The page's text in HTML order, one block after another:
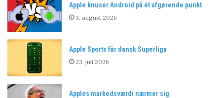
Apple knuser Android på ét afgørende punkt
3. august 2026
Apple Sports får dansk Superliga
23. juli 2026
Apples markedsværdi nærmer sig